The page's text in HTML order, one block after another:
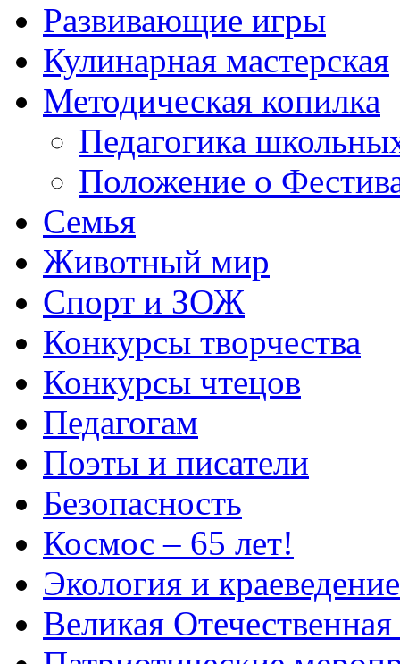
Развивающие игры
Кулинарная мастерская
Методическая копилка
Педагогика
Положение о
Семья
Животный мир
Спорт и ЗОЖ
Конкурсы творчества
Конкурсы чтецов
Педагогам
Поэты и писатели
Безопасность
Космос – 65 лет!
Экология и краеведение
Великая